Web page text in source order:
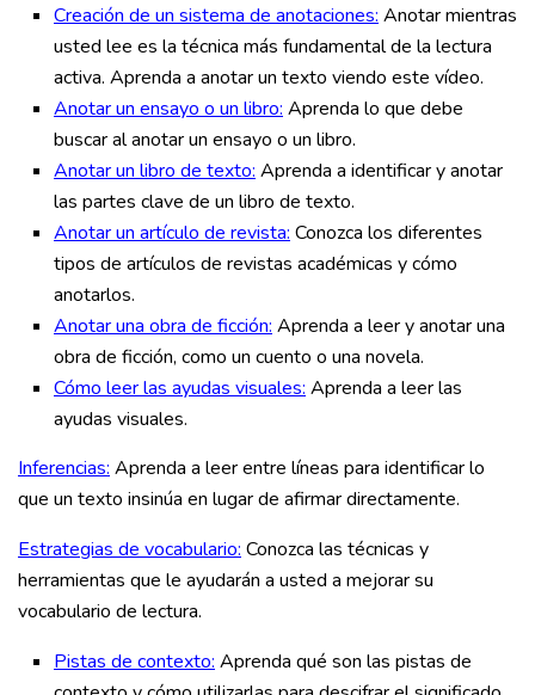
Creación de un sistema de anotaciones: Anotar mientras
usted lee es la técnica más fundamental de la lectura
activa. Aprenda a anotar un texto viendo este vídeo.
Anotar un ensayo o un libro: Aprenda lo que debe
buscar al anotar un ensayo o un libro.
Anotar un libro de texto: Aprenda a identificar y anotar
las partes clave de un libro de texto.
Anotar un artículo de revista: Conozca los diferentes
tipos de artículos de revistas académicas y cómo
anotarlos.
Anotar una obra de ficción: Aprenda a leer y anotar una
obra de ficción, como un cuento o una novela.
Cómo leer las ayudas visuales: Aprenda a leer las
ayudas visuales.
Inferencias: Aprenda a leer entre líneas para identificar lo
que un texto insinúa en lugar de afirmar directamente.
Estrategias de vocabulario: Conozca las técnicas y
herramientas que le ayudarán a usted a mejorar su
vocabulario de lectura.
Pistas de contexto: Aprenda qué son las pistas de